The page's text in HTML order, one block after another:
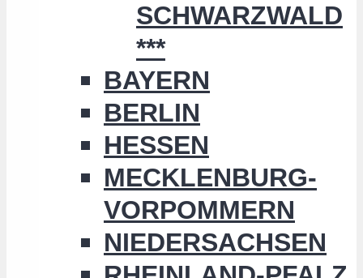
SCHWARZWALD
***
BAYERN
BERLIN
HESSEN
MECKLENBURG-
VORPOMMERN
NIEDERSACHSEN